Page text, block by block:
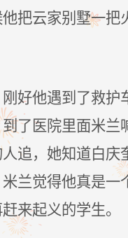
把云家别墅一把
好他遇到了救护
了医院里面米兰
追，她知道白庆
兰觉得他真是一
来起义的学生。